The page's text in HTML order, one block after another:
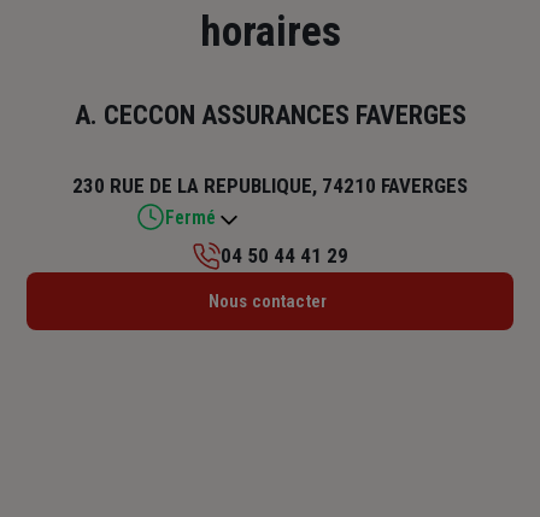
horaires
A. CECCON ASSURANCES FAVERGES
230 RUE DE LA REPUBLIQUE, 74210 FAVERGES
Fermé
Lundi : 09h – 12h / 14h – 18h
04 50 44 41 29
Nous contacter